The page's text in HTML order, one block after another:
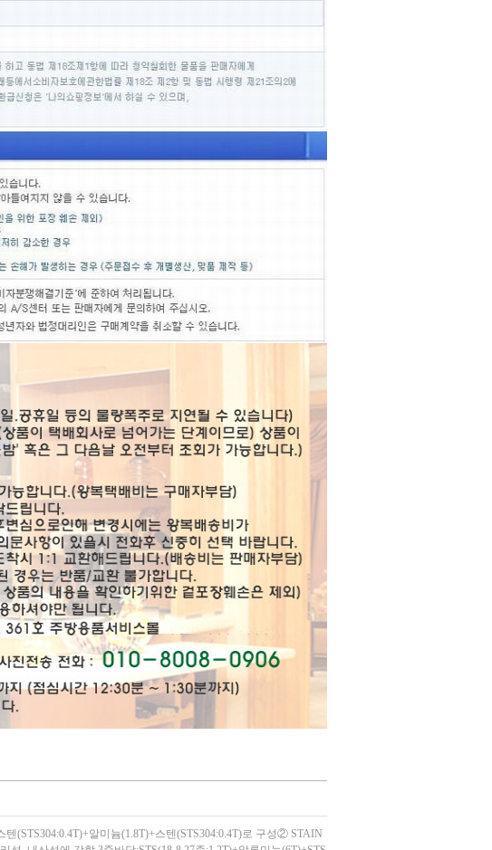
(STS304:0.4T)+알미늄(1.8T)+스텐(STS304:0.4T)로 구성② STAIN